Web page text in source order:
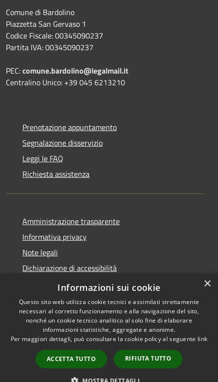
Comune di Bardolino
Piazzetta San Gervaso 1
Codice Fiscale: 00345090237
Partita IVA: 00345090237
PEC:comune.bardolino@legalmail.it
Centralino Unico: +39 045 6213210
Prenotazione appuntamento
Segnalazione disservizio
Leggi le FAQ
Richiesta assistenza
Amministrazione trasparente
Informativa privacy
Note legali
Dichiarazione di accessibilità
Link app municipium
Accessibilità
Copyright © 2026 • Comune di
Bardolino • Powered by
Municipium•
Accesso
redazione
×
Informazioni sui cookie
Questo sito web utilizza cookie tecnici e assimilati strettamente
necessari al corretto funzionamento e alla navigazione del sito,
nonché un cookie tecnico analitico al solo fine di elaborare
informazioni statistiche, aggregate e anonime.
Per maggiori dettagli, può consultare la cookie policy al seguente link
ACCETTA TUTTO RIFIUTA TUTTO